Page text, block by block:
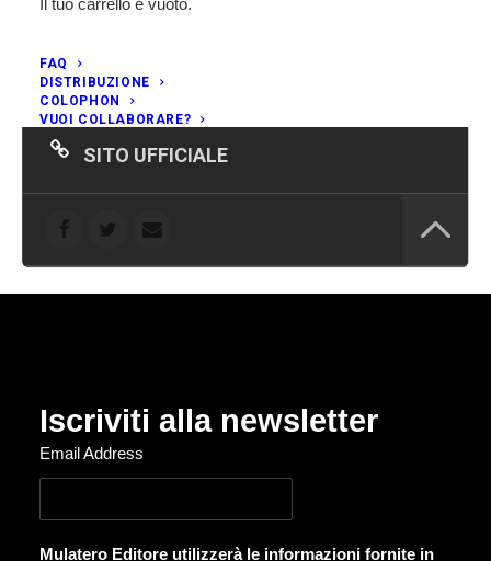
Il tuo carrello è vuoto.
FAQ
DISTRIBUZIONE
COLOPHON
VUOI COLLABORARE?
Giffoni Valle Piana (SA)
SITO UFFICIALE
Iscriviti alla newsletter
Email Address
Mulatero Editore utilizzerà le informazioni fornite in